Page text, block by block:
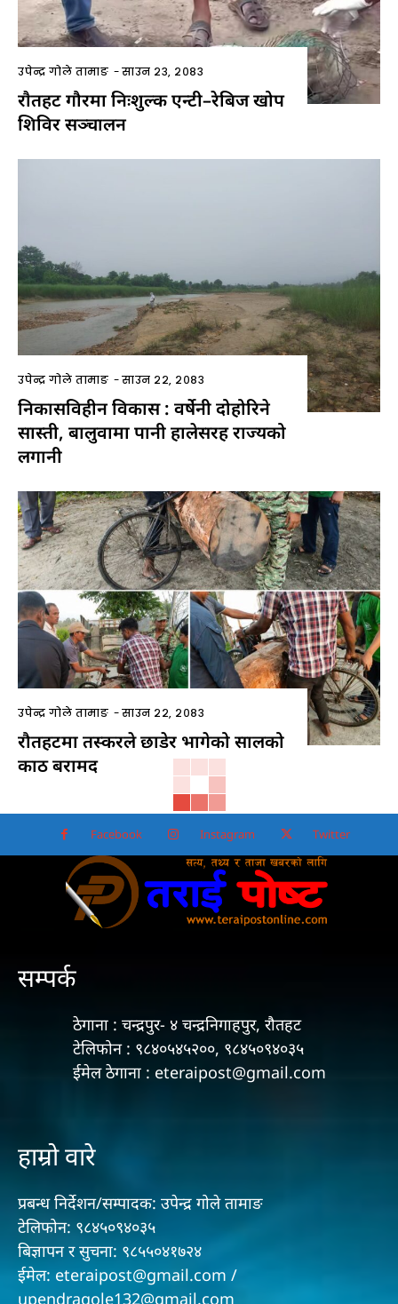
उपेन्द्र गोले तामाङ -साउन २३, २०८३
राैतहट गौरमा निःशुल्क एन्टी–रेबिज खोप
शिविर सञ्चालन
उपेन्द्र गोले तामाङ -साउन २२, २०८३
निकासविहीन विकास : वर्षेनी दोहोरिने
सास्ती, बालुवामा पानी हालेसरह राज्यको
लगानी
उपेन्द्र गोले तामाङ -साउन २२, २०८३
रौतहटमा तस्करले छाडेर भागेको सालको
काठ बरामद
Facebook Instagram Twitter
सम्पर्क
ठेगाना : चन्द्रपुर- ४ चन्द्रनिगाहपुर, रौतहट
टेलिफोन : ९८४०५४५२००, ९८४५०९४०३५
ईमेल ठेगाना : eteraipost@gmail.com
हाम्रो वारे
प्रबन्ध निर्देशन/सम्पादक: उपेन्द्र गोले तामाङ
टेलिफोन: ९८४५०९४०३५
बिज्ञापन र सुचना: ९८५५०४१७२४
ईमेल: eteraipost@gmail.com /
upendragole132@gmail.com